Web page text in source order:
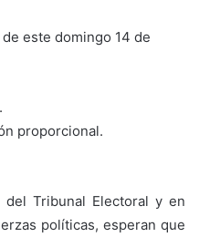
este domingo 14 de
proporcional.
del Tribunal Electoral y en
políticas, esperan que